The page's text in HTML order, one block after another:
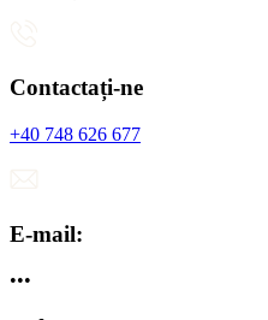
Contactați-ne
+40 748 626 677
E-mail:
•••